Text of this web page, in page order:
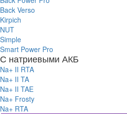
Back Verso
Kirpich
NUT
Simple
Smart Power Pro
С натриевыми АКБ
Na+ II RTA
Na+ II TA
Na+ II TAE
Na+ Frosty
Na+ RTA